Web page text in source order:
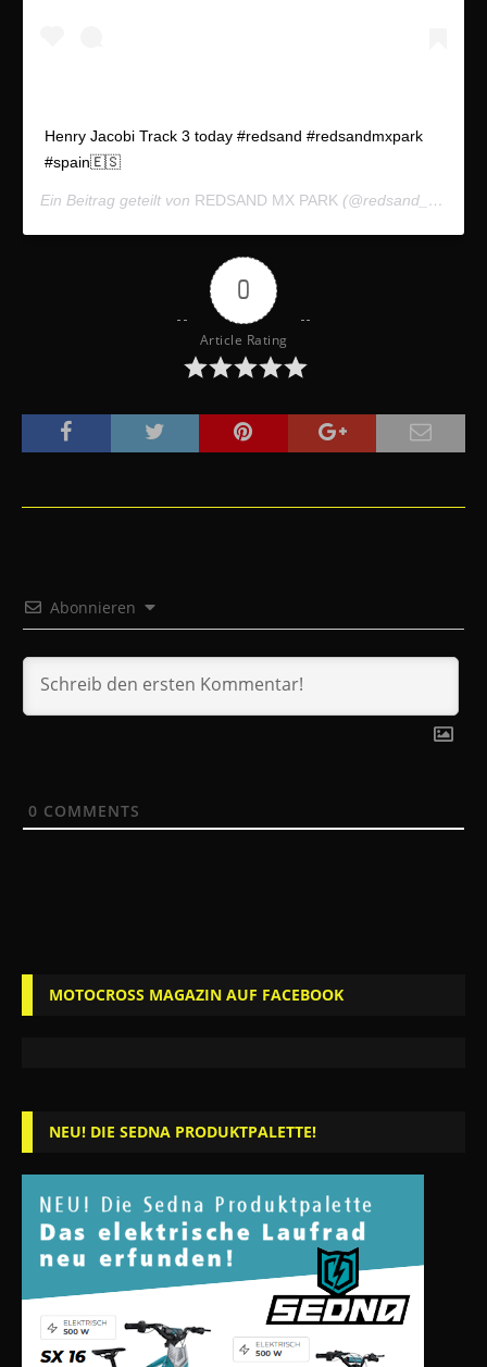
Henry Jacobi Track 3 today #redsand #redsandmxpark
#spain🇪🇸
Ein Beitrag geteilt von REDSAND MX PARK (@redsand_mxpark) am
0
Article Rating
Abonnieren
0 COMMENTS
MOTOCROSS MAGAZIN AUF FACEBOOK
NEU! DIE SEDNA PRODUKTPALETTE!